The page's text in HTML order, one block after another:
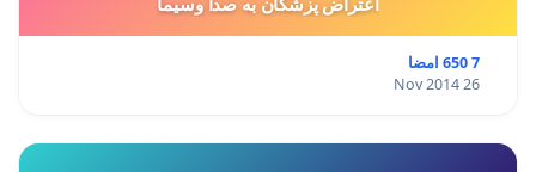
7 650 امضا
26 Nov 2014